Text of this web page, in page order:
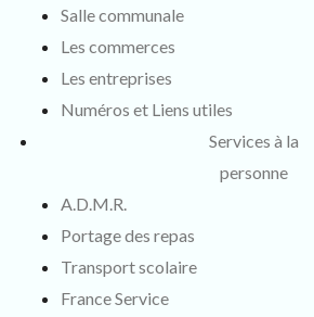
Salle communale
Les commerces
Les entreprises
Numéros et Liens utiles
Services à la
personne
A.D.M.R.
Portage des repas
Transport scolaire
France Service